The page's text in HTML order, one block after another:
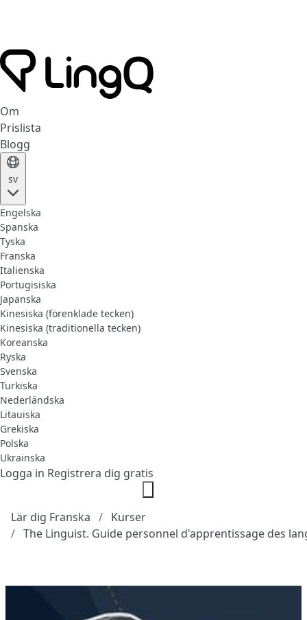
Om
Prislista
Blogg
sv
Engelska
Spanska
Tyska
Franska
Italienska
Portugisiska
Japanska
Kinesiska (förenklade tecken)
Kinesiska (traditionella tecken)
Koreanska
Ryska
Svenska
Turkiska
Nederländska
Litauiska
Grekiska
Polska
Ukrainska
Logga in Registrera dig gratis
Lär dig Franska
Kurser
The Linguist. Guide personnel d'apprentissage des